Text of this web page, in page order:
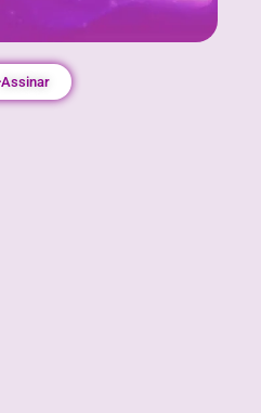
Assinar